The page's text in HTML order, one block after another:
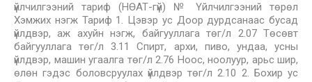
үйлчилгээний тариф (НӨАТ-гүй) № Үйлчилгээний төрөл
Хэмжих нэгж Тариф 1. Цэвэр ус Доор дурдсанаас бусад
үйлдвэр, аж ахуйн нэгж, байгууллага төг/л 2.07 Төсөвт
байгууллага төг/л 3.11 Спирт, архи, пиво, ундаа, усны
үйлдвэр, машин угаалга төг/л 2.76 Ноос, ноолуур, арьс шир,
өлөн гэдэс боловсруулах үйлдвэр төг/л 2.10 2. Бохир ус